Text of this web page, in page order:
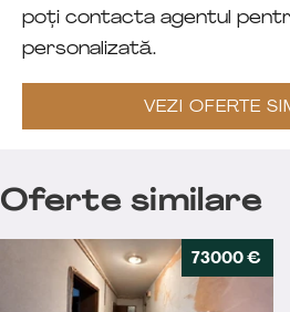
poți contacta agentul
personalizată.
VEZI OFERTE
Oferte similare
73000 €